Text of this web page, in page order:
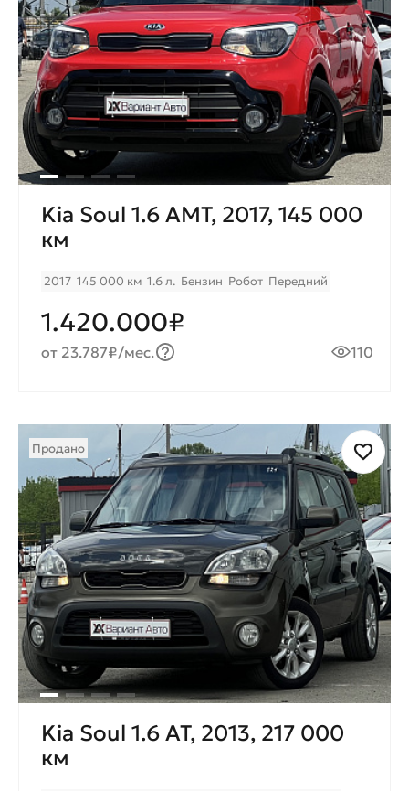
Kia Soul 1.6 AMT, 2017, 145 000
км
2017 145 000 км 1.6 л. Бензин Робот Передний
1.420.000₽
от 23.787₽/мес. 110
Продано
Kia Soul 1.6 AT, 2013, 217 000
км